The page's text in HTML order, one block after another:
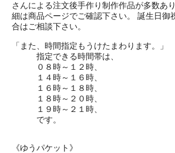
さんによる注文後手作り制作作品が多数あ
細は商品ページでご確認下さい。 誕生日御
合はご相談下さい。
「また、時間指定もうけたまわります。」
指定できる時間帯は、
０８時～１２時、
１４時～１６時、
１６時～１８時、
１８時～２０時、
１９時～２１時、
です。
《ゆうパケット》